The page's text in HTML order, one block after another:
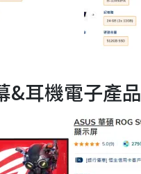
&耳機電子產品